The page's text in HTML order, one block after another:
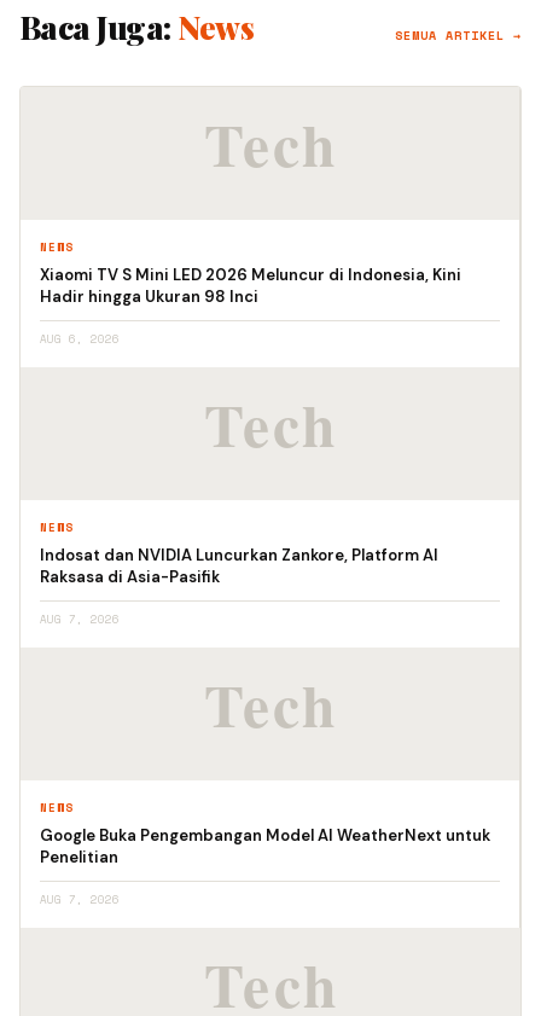
Baca Juga: News SEMUA ARTIKEL →
NEWS
Xiaomi TV S Mini LED 2026 Meluncur di Indonesia, Kini
Hadir hingga Ukuran 98 Inci
AUG 6, 2026
NEWS
Indosat dan NVIDIA Luncurkan Zankore, Platform AI
Raksasa di Asia-Pasifik
AUG 7, 2026
NEWS
Google Buka Pengembangan Model AI WeatherNext untuk
Penelitian
AUG 7, 2026